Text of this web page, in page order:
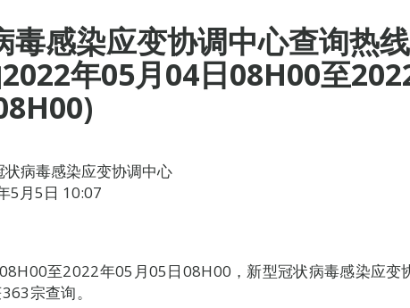
毒感染应变协调中心查询热
年05月04日08H00至
状病毒感染应变协调中心
5月5日 10:07
至2022年05月05日08H00，新型冠状病毒感染应变
宗查询。